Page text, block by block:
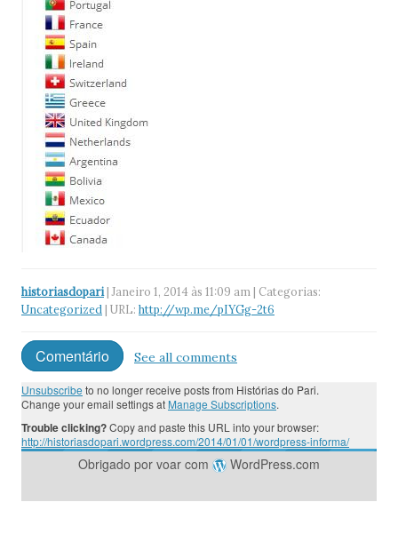
historiasdopari| Janeiro 1, 2014 às 11:09 am | Categorias:
Uncategorized | URL: http://wp.me/pIYGg-2t6
Comentário See all comments
Unsubscribe to no longer receive posts from Histórias do Pari.
Change your email settings at Manage Subscriptions.
Trouble clicking?Copy and paste this URL into your browser:
http://historiasdopari.wordpress.com/2014/01/01/wordpress-informa/
Obrigado por voar com WordPress.com